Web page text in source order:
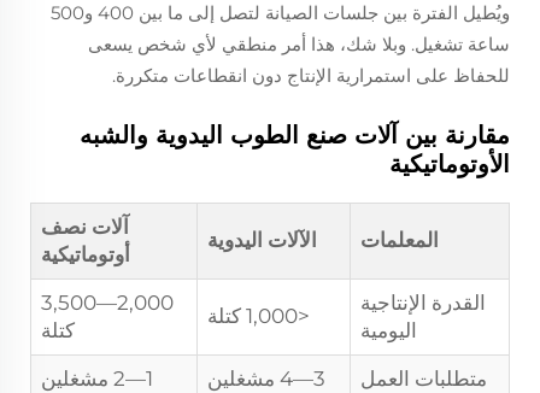
ويُطيل الفترة بين جلسات الصيانة لتصل إلى ما بين 400 و500
ساعة تشغيل. وبلا شك، هذا أمر منطقي لأي شخص يسعى
للحفاظ على استمرارية الإنتاج دون انقطاعات متكررة.
مقارنة بين آلات صنع الطوب اليدوية والشبه
الأوتوماتيكية
المعلمات الآلات اليدوية
آلات نصف
أوتوماتيكية
القدرة الإنتاجية
اليومية
<1,000 كتلة
2,000—3,500
كتلة
متطلبات العمل
3—4 مشغلين 1—2 مشغلين